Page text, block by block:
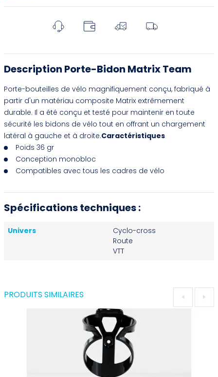
Description Porte-Bidon Matrix Team
Porte-bouteilles de vélo magnifiquement conçu, fabriqué à
partir d'un matériau composite Matrix extrêmement
durable. Il a été conçu et testé pour maintenir en toute
sécurité les bidons de vélo tout en offrant un chargement
latéral à gauche et à droite.Caractéristiques
Poids 36 gr
Conception monobloc
Compatibles avec tous les cadres de vélo
Spécifications techniques :
Univers
Cyclo-cross
Route
VTT
PRODUITS SIMILAIRES